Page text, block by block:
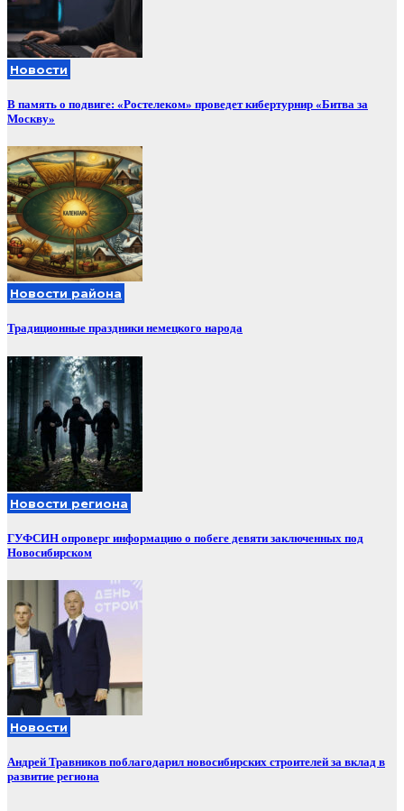
Новости
В память о подвиге: «Ростелеком» проведет кибертурнир «Битва за
Москву»
Новости района
Традиционные праздники немецкого народа
Новости региона
ГУФСИН опроверг информацию о побеге девяти заключенных под
Новосибирском
Новости
Андрей Травников поблагодарил новосибирских строителей за вклад в
развитие региона